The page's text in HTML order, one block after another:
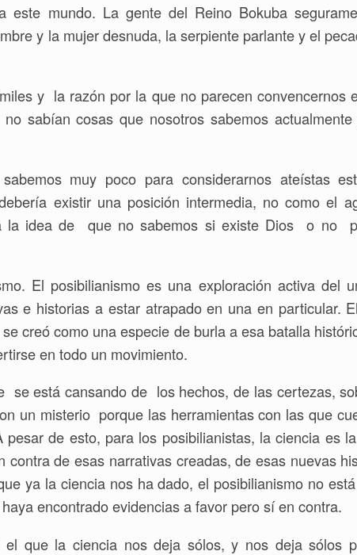
este mundo. La gente del Reino Bokuba
y la mujer desnuda, la serpiente parlante y el
y la razón por la que no parecen convencernos
sabían cosas que nosotros sabemos
muy poco para considerarnos ateístas
existir una posición intermedia, no como el
la idea de que no sabemos si existe Dios o no
El posibilianismo es una exploración activa del
e historias a estar atrapado en una en particular.
creó como una especie de burla a esa batalla
en todo un movimiento.
se está cansando de los hechos, de las certezas,
un misterio porque las herramientas con las que
de esto, para los posibilianistas, la ciencia es
contra de esas narrativas creadas, de esas nuevas
ya la ciencia nos ha dado, el posibilianismo no
encontrado evidencias a favor pero sí en contra.
que la ciencia nos deja sólos, y nos deja sólos